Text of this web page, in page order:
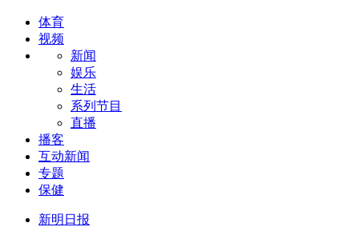
体育
视频
新闻
娱乐
生活
系列节目
直播
播客
互动新闻
专题
保健
新明日报